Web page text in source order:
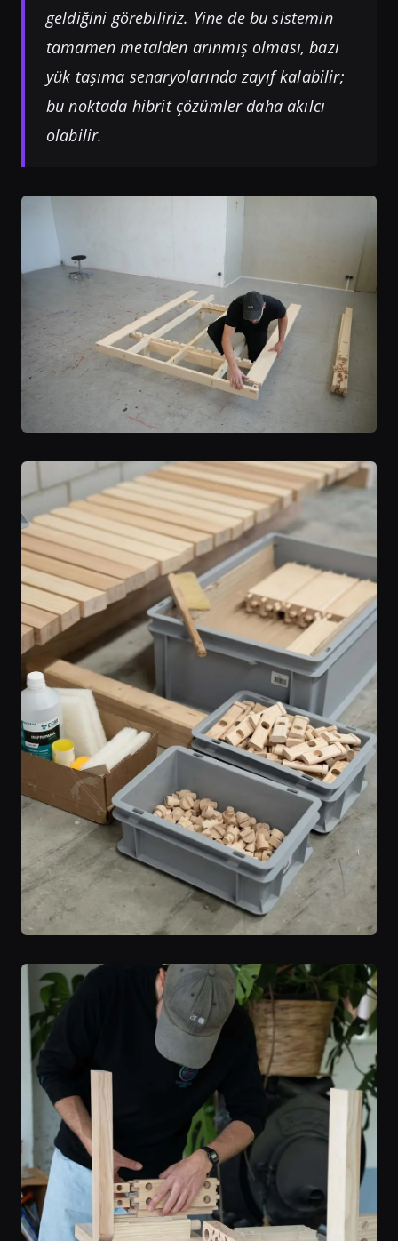
geldiğini görebiliriz. Yine de bu sistemin
tamamen metalden arınmış olması, bazı
yük taşıma senaryolarında zayıf kalabilir;
bu noktada hibrit çözümler daha akılcı
olabilir.